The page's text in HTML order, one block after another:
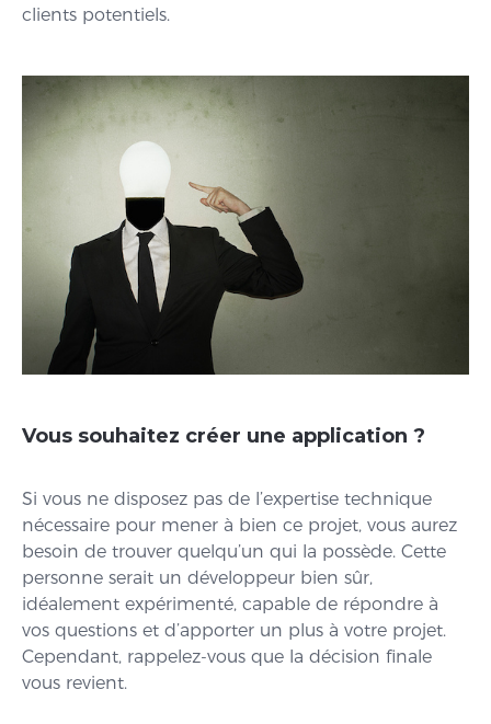
clients potentiels.
Vous souhaitez créer une application ?
Si vous ne disposez pas de l’expertise technique
nécessaire pour mener à bien ce projet, vous aurez
besoin de trouver quelqu’un qui la possède. Cette
personne serait un développeur bien sûr,
idéalement expérimenté, capable de répondre à
vos questions et d’apporter un plus à votre projet.
Cependant, rappelez-vous que la décision finale
vous revient.